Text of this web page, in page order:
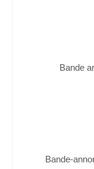
Bande
Bande-